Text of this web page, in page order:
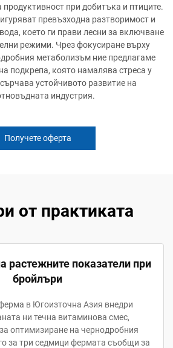
при добитъка и птиците.
превъзходна разтворимост и
което ги прави лесни за включване
режими. Чрез фокусиране върху
метаболизъм ние предлагаме
подкрепа, която намалява стреса у
устойчивото развитие на
индустрия.
Получете оферта
от практиката
растежните показатели при
бройлъри
в Югоизточна Азия внедри
ни течна витаминова смес,
оптимизиране на чернодробния
за три седмици фермата съобщи за